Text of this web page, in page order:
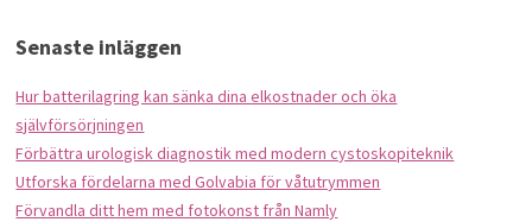
Senaste inläggen
Hur batterilagring kan sänka dina elkostnader och öka
självförsörjningen
Förbättra urologisk diagnostik med modern cystoskopiteknik
Utforska fördelarna med Golvabia för våtutrymmen
Förvandla ditt hem med fotokonst från Namly